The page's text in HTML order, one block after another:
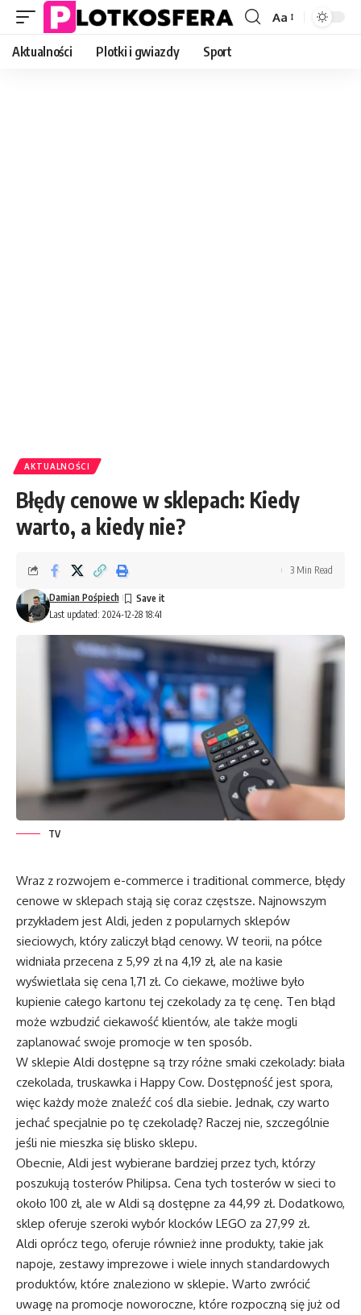
Font
Aa
Aktualności Plotki i gwiazdy Sport
AKTUALNOŚCI
Błędy cenowe w sklepach: Kiedy
warto, a kiedy nie?
Last updated: 2024-12-28 18:41
Damian Pośpiech
3 Min Read
TV
Wraz z rozwojem e-commerce i traditional commerce, błędy
cenowe w sklepach stają się coraz częstsze. Najnowszym
przykładem jest Aldi, jeden z popularnych sklepów
sieciowych, który zaliczył błąd cenowy. W teorii, na półce
widniała przecena z 5,99 zł na 4,19 zł, ale na kasie
wyświetlała się cena 1,71 zł. Co ciekawe, możliwe było
kupienie całego kartonu tej czekolady za tę cenę. Ten błąd
może wzbudzić ciekawość klientów, ale także mogli
zaplanować swoje promocje w ten sposób.
W sklepie Aldi dostępne są trzy różne smaki czekolady: biała
czekolada, truskawka i Happy Cow. Dostępność jest spora,
więc każdy może znaleźć coś dla siebie. Jednak, czy warto
jechać specjalnie po tę czekoladę? Raczej nie, szczególnie
jeśli nie mieszka się blisko sklepu.
Obecnie, Aldi jest wybierane bardziej przez tych, którzy
poszukują tosterów Philipsa. Cena tych tosterów w sieci to
około 100 zł, ale w Aldi są dostępne za 44,99 zł. Dodatkowo,
sklep oferuje szeroki wybór klocków LEGO za 27,99 zł.
Aldi oprócz tego, oferuje również inne produkty, takie jak
napoje, zestawy imprezowe i wiele innych standardowych
produktów, które znaleziono w sklepie. Warto zwrócić
uwagę na promocje noworoczne, które rozpoczną się już od